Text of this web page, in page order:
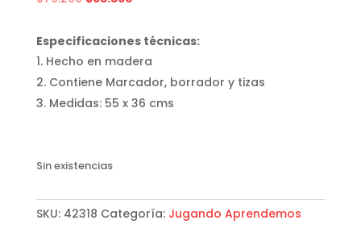
original
actual
Especificaciones técnicas:
Hecho en madera
Contiene Marcador, borrador y tizas
Medidas: 55 x 36 cms
Sin existencias
SKU: 42318 Categoría: Jugando Aprendemos